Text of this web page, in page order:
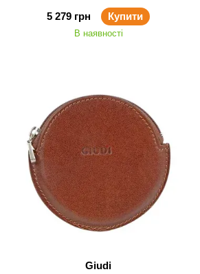
5 279 грн
Купити
В наявності
Giudi